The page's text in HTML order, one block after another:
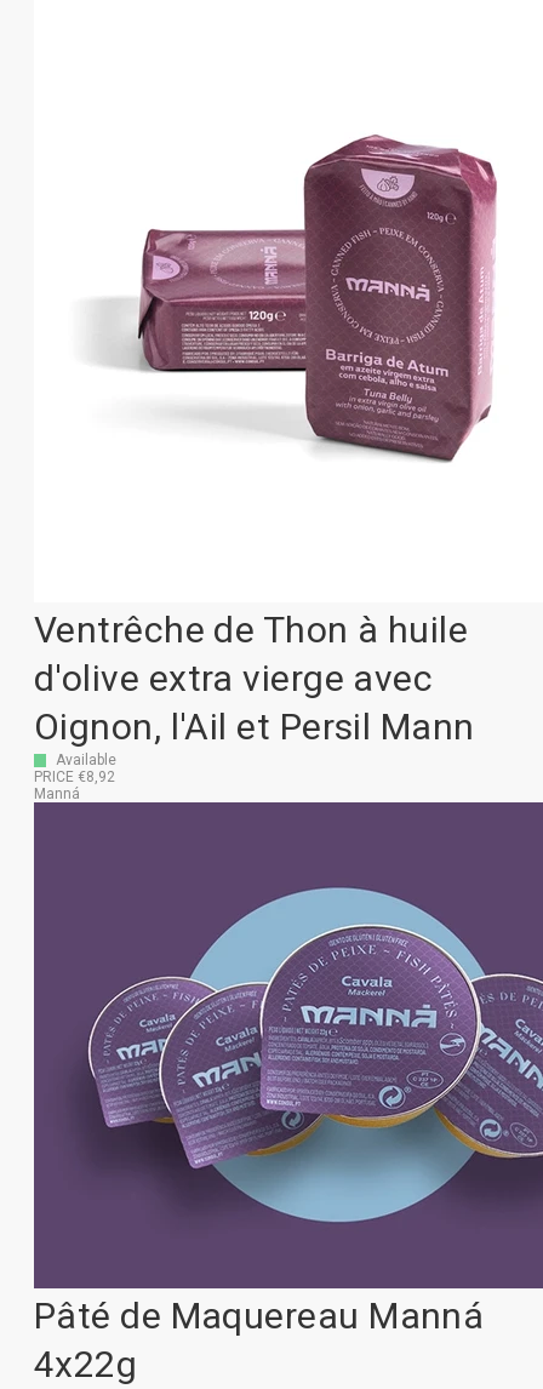
Ventrêche de Thon à huile
d'olive extra vierge avec
Oignon, l'Ail et Persil Mann
Available
PRICE €8,92
Manná
Pâté de Maquereau Manná
4x22g